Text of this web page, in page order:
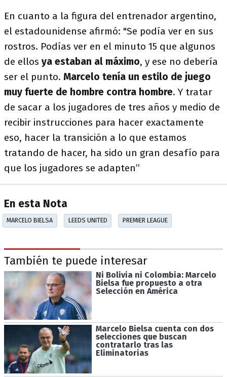
En cuanto a la figura del entrenador argentino,
el estadounidense afirmó: "Se podía ver en sus
rostros. Podías ver en el minuto 15 que algunos
de ellos ya estaban al máximo, y ese no debería
ser el punto. Marcelo tenía un estilo de juego
muy fuerte de hombre contra hombre. Y tratar
de sacar a los jugadores de tres años y medio de
recibir instrucciones para hacer exactamente
eso, hacer la transición a lo que estamos
tratando de hacer, ha sido un gran desafío para
que los jugadores se adapten”
En esta Nota
MARCELO BIELSA LEEDS UNITED PREMIER LEAGUE
También te puede interesar
Ni Bolivia ni Colombia: Marcelo
Bielsa fue propuesto a otra
Selección en América
Marcelo Bielsa cuenta con dos
selecciones que buscan
contratarlo tras las
Eliminatorias